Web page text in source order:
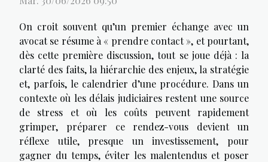
On croit souvent qu’un premier échange avec un
avocat se résume à « prendre contact », et pourtant,
dès cette première discussion, tout se joue déjà : la
clarté des faits, la hiérarchie des enjeux, la stratégie
et, parfois, le calendrier d’une procédure. Dans un
contexte où les délais judiciaires restent une source
de stress et où les coûts peuvent rapidement
grimper, préparer ce rendez-vous devient un
réflexe utile, presque un investissement, pour
gagner du temps, éviter les malentendus et poser